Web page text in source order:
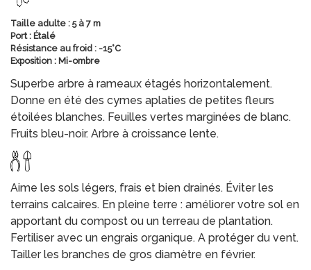
Taille adulte : 5 à 7 m
Port : Étalé
Résistance au froid : -15°C
Exposition : Mi-ombre
Superbe arbre à rameaux étagés horizontalement.
Donne en été des cymes aplaties de petites fleurs
étoilées blanches. Feuilles vertes marginées de blanc.
Fruits bleu-noir. Arbre à croissance lente.
Aime les sols légers, frais et bien drainés. Éviter les
terrains calcaires. En pleine terre : améliorer votre sol en
apportant du compost ou un terreau de plantation.
Fertiliser avec un engrais organique. A protéger du vent.
Tailler les branches de gros diamètre en février.